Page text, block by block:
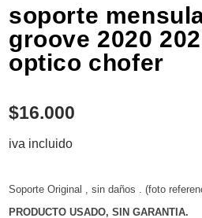
soporte
groove 2020
optico chofer
$16.000
iva incluido
Soporte Original , sin daños . (foto
PRODUCTO USADO, SIN GARANTIA.